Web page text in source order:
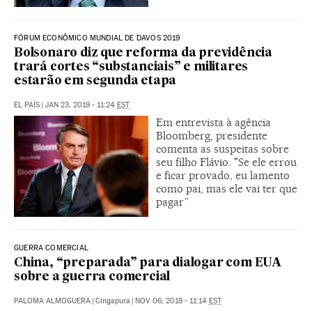
FÓRUM ECONÔMICO MUNDIAL DE DAVOS 2019
Bolsonaro diz que reforma da previdência
trará cortes “substanciais” e militares
estarão em segunda etapa
EL PAÍS JAN 23, 2019 - 11:24 EST
Em entrevista à agência
Bloomberg, presidente
comenta as suspeitas sobre
seu filho Flávio. "Se ele errou
e ficar provado, eu lamento
como pai, mas ele vai ter que
pagar”
GUERRA COMERCIAL
China, “preparada” para dialogar com EUA
sobre a guerra comercial
PALOMA ALMOGUERA | Cingapura | NOV 06, 2018 - 11:14 EST